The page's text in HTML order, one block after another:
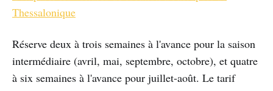
Thessalonique
Réserve deux à trois semaines à l'avance pour la saison
intermédiaire (avril, mai, septembre, octobre), et quatre
à six semaines à l'avance pour juillet-août. Le tarif